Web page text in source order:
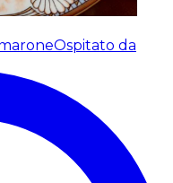
Ospitato da